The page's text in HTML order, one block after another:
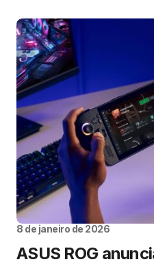
8 de janeiro de 2026
ASUS ROG